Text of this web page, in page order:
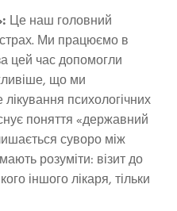
Це наш головний
Ми працюємо в
цей час допомогли
що ми
психологічних
поняття «державний
суворо між
розуміти: візит до
іншого лікаря, тільки